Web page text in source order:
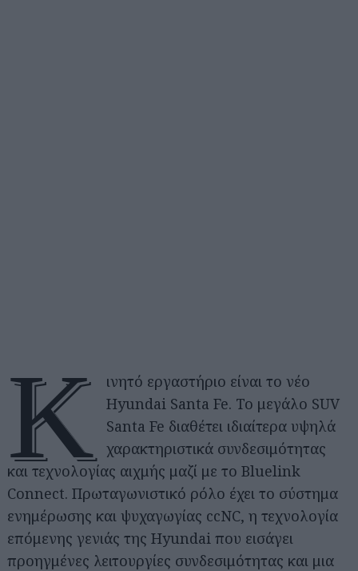
Κ
ινητό εργαστήριο είναι το νέο
Hyundai Santa Fe. Το μεγάλο SUV
Santa Fe διαθέτει ιδιαίτερα υψηλά
χαρακτηριστικά συνδεσιμότητας
και τεχνολογίας αιχμής μαζί με το Bluelink
Connect. Πρωταγωνιστικό ρόλο έχει το σύστημα
ενημέρωσης και ψυχαγωγίας ccNC, η τεχνολογία
επόμενης γενιάς της Hyundai που εισάγει
προηγμένες λειτουργίες συνδεσιμότητας και μια